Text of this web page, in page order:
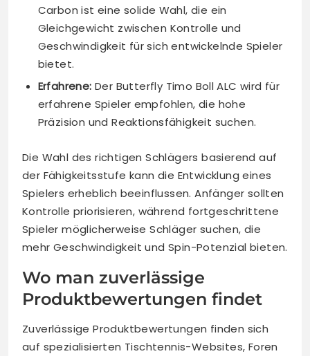
Carbon ist eine solide Wahl, die ein
Gleichgewicht zwischen Kontrolle und
Geschwindigkeit für sich entwickelnde Spieler
bietet.
Erfahrene: Der Butterfly Timo Boll ALC wird für
erfahrene Spieler empfohlen, die hohe
Präzision und Reaktionsfähigkeit suchen.
Die Wahl des richtigen Schlägers basierend auf
der Fähigkeitsstufe kann die Entwicklung eines
Spielers erheblich beeinflussen. Anfänger sollten
Kontrolle priorisieren, während fortgeschrittene
Spieler möglicherweise Schläger suchen, die
mehr Geschwindigkeit und Spin-Potenzial bieten.
Wo man zuverlässige
Produktbewertungen findet
Zuverlässige Produktbewertungen finden sich
auf spezialisierten Tischtennis-Websites, Foren